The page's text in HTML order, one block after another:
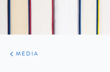
ARTIKELEN
VARIA
MEDIA